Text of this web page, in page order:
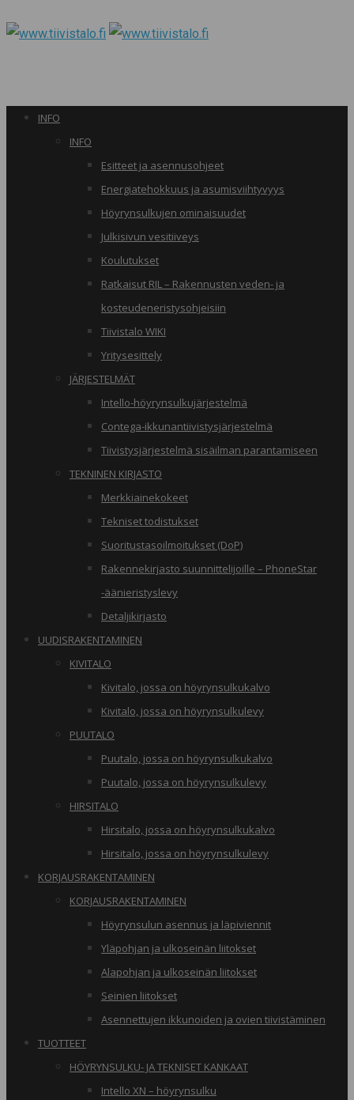
INFO
INFO
Esitteet ja asennusohjeet
Energiatehokkuus ja asumisviihtyvyys
Höyrynsulkujen ominaisuudet
Julkisivun vesitiiveys
Koulutukset
Ratkaisut RIL – Rakennusten veden- ja
kosteudeneristysohjeisiin
Tiivistalo WIKI
Yritysesittely
JÄRJESTELMÄT
Intello-höyrynsulkujärjestelmä
Contega-ikkunantiivistysjärjestelmä
Tiivistysjärjestelmä sisäilman parantamiseen
TEKNINEN KIRJASTO
Merkkiainekokeet
Tekniset todistukset
Suoritustasoilmoitukset (DoP)
Rakennekirjasto suunnittelijoille – PhoneStar
-äänieristyslevy
Detaljikirjasto
UUDISRAKENTAMINEN
KIVITALO
Kivitalo, jossa on höyrynsulkukalvo
Kivitalo, jossa on höyrynsulkulevy
PUUTALO
Puutalo, jossa on höyrynsulkukalvo
Puutalo, jossa on höyrynsulkulevy
HIRSITALO
Hirsitalo, jossa on höyrynsulkukalvo
Hirsitalo, jossa on höyrynsulkulevy
KORJAUSRAKENTAMINEN
KORJAUSRAKENTAMINEN
Höyrynsulun asennus ja läpiviennit
Yläpohjan ja ulkoseinän liitokset
Alapohjan ja ulkoseinän liitokset
Seinien liitokset
Asennettujen ikkunoiden ja ovien tiivistäminen
TUOTTEET
HÖYRYNSULKU- JA TEKNISET KANKAAT
Intello XN – höyrynsulku